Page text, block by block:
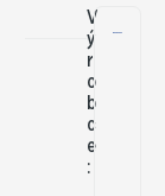
V
ý
r
o
b
c
e
: